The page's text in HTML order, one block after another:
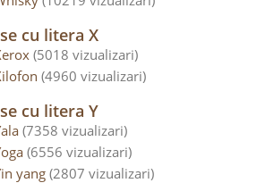
cu litera X
(5018 vizualizari)
(4960 vizualizari)
cu litera Y
(7358 vizualizari)
(6556 vizualizari)
yang(2807 vizualizari)